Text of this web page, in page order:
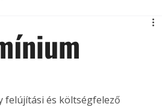
és költségfelező